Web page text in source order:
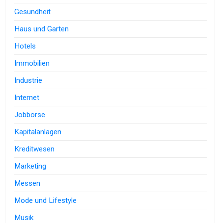
Gesundheit
Haus und Garten
Hotels
Immobilien
Industrie
Internet
Jobbörse
Kapitalanlagen
Kreditwesen
Marketing
Messen
Mode und Lifestyle
Musik